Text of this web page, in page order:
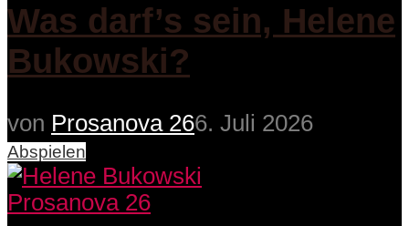
Was darf’s sein, Helene
Bukowski?
von Prosanova 266. Juli 2026
Abspielen
Prosanova 26